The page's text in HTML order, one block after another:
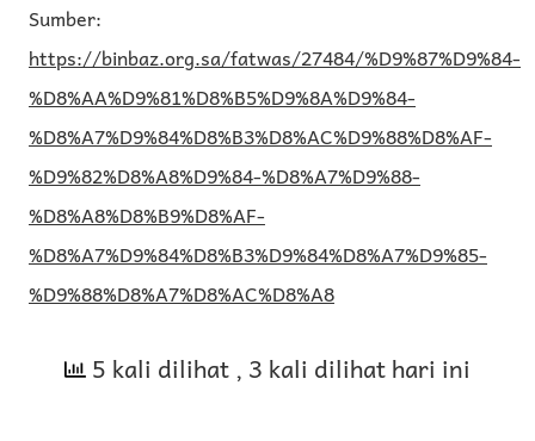
Sumber:
https://binbaz.org.sa/fatwas/27484/%D9%87%D9%84-
%D8%AA%D9%81%D8%B5%D9%8A%D9%84-
%D8%A7%D9%84%D8%B3%D8%AC%D9%88%D8%AF-
%D9%82%D8%A8%D9%84-%D8%A7%D9%88-
%D8%A8%D8%B9%D8%AF-
%D8%A7%D9%84%D8%B3%D9%84%D8%A7%D9%85-
%D9%88%D8%A7%D8%AC%D8%A8
5 kali dilihat, 3 kali dilihat hari ini